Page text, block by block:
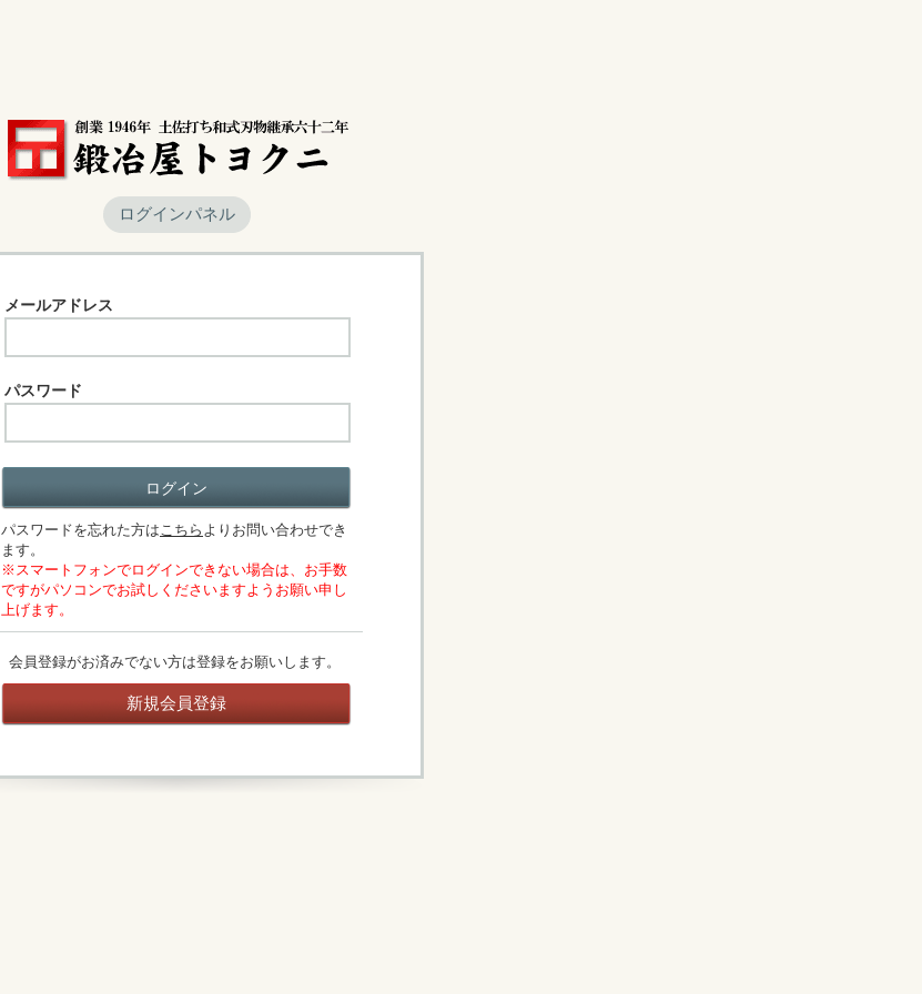
ログインパネル
メールアドレス
パスワード
ログイン
パスワードを忘れた方はこちら よりお問い合わせでき
ます。
※スマートフォンでログインできない場合は、お手数
ですがパソコンでお試しくださいますようお願い申し
上げます。
会員登録がお済みでない方は登録をお願いします。
新規会員登録